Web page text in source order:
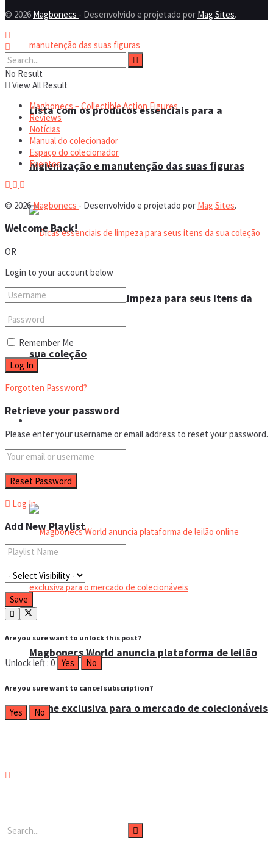
Lista com os produtos essenciais para a
higienização e manutenção das suas figuras
Dicas essenciais de limpeza para seus itens da
sua coleção
Eventos
Magbonecs World anuncia plataforma de leilão
online exclusiva para o mercado de colecionáveis
© 2026 Magbonecs - Desenvolvido e projetado por Mag Sites.
No Result
View All Result
Magbonecs – Collectible Action Figures
Reviews
Notícias
Manual do colecionador
Espaço do colecionador
Eventos
© 2026Magbonecs - Desenvolvido e projetado por Mag Sites.
Welcome Back!
OR
Login to your account below
Remember Me
Forgotten Password?
Retrieve your password
Please enter your username or email address to reset your password.
Log In
Add New Playlist
Are you sure want to unlock this post?
Unlock left : 0 Yes No
Are you sure want to cancel subscription?
Yes No